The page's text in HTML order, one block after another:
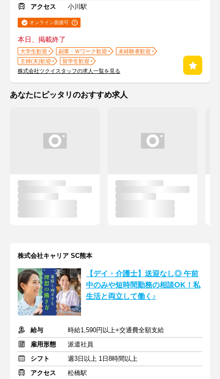
アクセス
小川駅
オンライン面接可
本日、掲載終了
大学生歓迎 副業・Ｗワーク歓迎
未経験者歓迎
主婦(夫)歓迎
留学生歓迎
株式会社ツクイスタッフの求人一覧を見る
あなたにピッタリのおすすめ求人
株式会社キャリア SC熊本
【デイ・介護士】送迎なし◎ 午前
中のみや短時間勤務の相談OK！私
生活と両立して働く♪
給与
時給1,590円以上+交通費全額支給
雇用形態
派遣社員
シフト
週3日以上 1日8時間以上
アクセス
松橋駅